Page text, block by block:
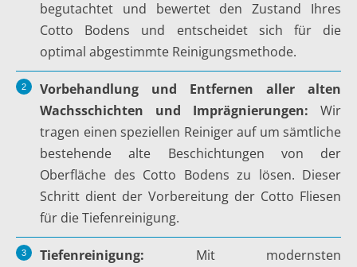
begutachtet und bewertet den Zustand Ihres
Cotto Bodens und entscheidet sich für die
optimal abgestimmte Reinigungsmethode.
Vorbehandlung und Entfernen aller alten
Wachsschichten und Imprägnierungen: Wir
tragen einen speziellen Reiniger auf um sämtliche
bestehende alte Beschichtungen von der
Oberfläche des Cotto Bodens zu lösen. Dieser
Schritt dient der Vorbereitung der Cotto Fliesen
für die Tiefenreinigung.
Tiefenreinigung: Mit modernsten